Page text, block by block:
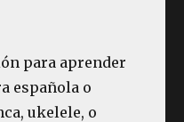
para aprender
española o
ukelele, o